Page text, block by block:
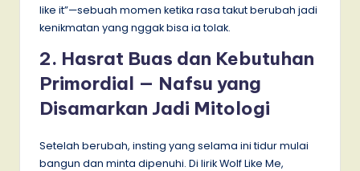
like it”—sebuah momen ketika rasa takut berubah jadi
kenikmatan yang nggak bisa ia tolak.
2. Hasrat Buas dan Kebutuhan
Primordial — Nafsu yang
Disamarkan Jadi Mitologi
Setelah berubah, insting yang selama ini tidur mulai
bangun dan minta dipenuhi. Di lirik Wolf Like Me,